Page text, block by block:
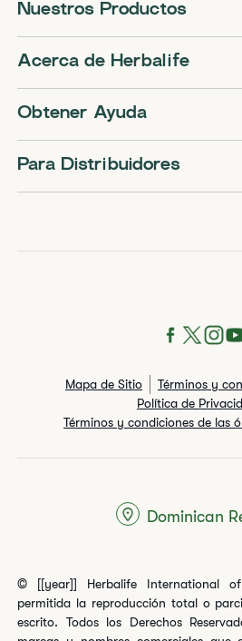
Nuestros Productos
Acerca de Herbalife
Obtener Ayuda
Para Distribuidores
Mapa de Sitio
Términos y
Política de
Términos y condiciones de las
© [[year]] Herbalife International
permitida la reproducción total o
escrito. Todos los Derechos
Dominican